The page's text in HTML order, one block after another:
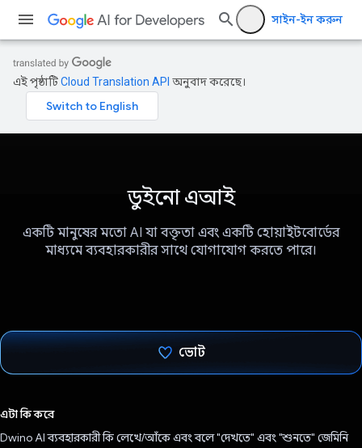
সাইন-ইন করুন
এই পৃষ্ঠাটিCloud Translation API অনুবাদ করেছে।
ডুইনো এআই
একটি মানুষের মতো AI যা বক্তৃতা এবং একটি হোয়াইটবোর্ডের
মাধ্যমে ব্যবহারকারীর সাথে যোগাযোগ করতে পারে।
ভোট
এটা কি করে
Dwino AI ব্যবহারকারী কি লেখে/আঁকে এবং বলে "দেখতে" এবং "শুনতে" জেমিনি